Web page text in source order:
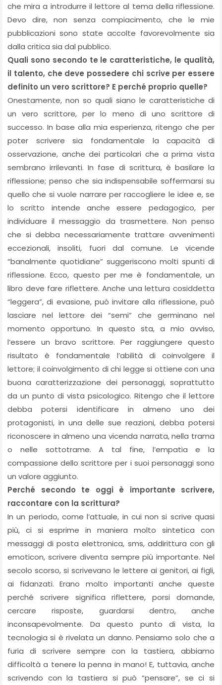
che mira a introdurre il lettore al tema della riflessione.
Devo dire, non senza compiacimento, che le mie
pubblicazioni sono state accolte favorevolmente sia
dalla critica sia dal pubblico.
Quali sono secondo te le caratteristiche, le qualità,
il talento, che deve possedere chi scrive per essere
definito un vero scrittore? E perché proprio quelle?
Onestamente, non so quali siano le caratteristiche di
un vero scrittore, per lo meno di uno scrittore di
successo. In base alla mia esperienza, ritengo che per
poter scrivere sia fondamentale la capacità di
osservazione, anche dei particolari che a prima vista
sembrano irrilevanti. In fase di scrittura, è basilare la
riflessione; penso che sia indispensabile soffermarsi su
quello che si vuole narrare per raccogliere le idee e, se
lo scritto intende anche essere pedagogico, per
individuare il messaggio da trasmettere. Non penso
che si debba necessariamente trattare avvenimenti
eccezionali, insoliti, fuori dal comune. Le vicende
“banalmente quotidiane” suggeriscono molti spunti di
riflessione. Ecco, questo per me è fondamentale, un
libro deve fare riflettere. Anche una lettura cosiddetta
“leggera”, di evasione, può invitare alla riflessione, può
lasciare nel lettore dei “semi” che germinano nel
momento opportuno. In questo sta, a mio avviso,
l’essere un bravo scrittore. Per raggiungere questo
risultato è fondamentale l’abilità di coinvolgere il
lettore; il coinvolgimento di chi legge si ottiene con una
buona caratterizzazione dei personaggi, soprattutto
da un punto di vista psicologico. Ritengo che il lettore
debba potersi identificare in almeno uno dei
protagonisti, in una delle sue reazioni, debba potersi
riconoscere in almeno una vicenda narrata, nella trama
o nelle sottotrame. A tal fine, l’empatia e la
compassione dello scrittore per i suoi personaggi sono
un valore aggiunto.
Perché secondo te oggi è importante scrivere,
raccontare con la scrittura?
In un periodo, come l’attuale, in cui non si scrive quasi
più, ci si esprime in maniera molto sintetica con
messaggi di posta elettronica, sms, addirittura con gli
emoticon, scrivere diventa sempre più importante. Nel
secolo scorso, si scrivevano le lettere ai genitori, ai figli,
ai fidanzati. Erano molto importanti anche queste
perché scrivere significa riflettere, porsi domande,
cercare risposte, guardarsi dentro, anche
inconsapevolmente. Da questo punto di vista, la
tecnologia si è rivelata un danno. Pensiamo solo che a
furia di scrivere sempre con la tastiera, abbiamo
difficoltà a tenere la penna in mano! E, tuttavia, anche
scrivendo con la tastiera si può “pensare”, se ci si